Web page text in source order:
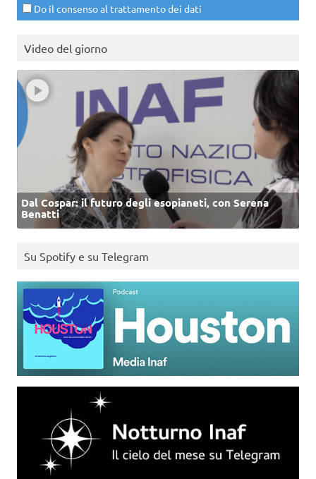
Do il consenso al trattamento dei dati
Video del giorno
Dal Cospar: il futuro degli esopianeti, con Serena
Benatti
Su Spotify e su Telegram